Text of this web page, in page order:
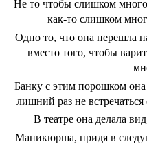
Не то чтобы слишком
как-то слишком
Одно то, что она перешла
вместо того, чтобы
Банку с этим порошком
лишний раз не
В театре она делала
Маникюрша, придя в